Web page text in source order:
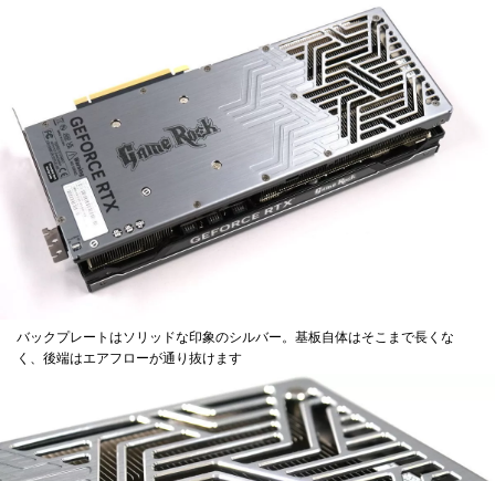
バックプレートはソリッドな印象のシルバー。基板自体はそこまで長くな
く、後端はエアフローが通り抜けます